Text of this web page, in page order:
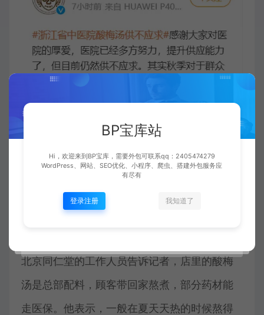
江苏昆山佳惠堂国义学的工作人员对中新经纬
表示，店里的酸梅汤可以根据顾客的体质在原
北京同仁堂的工作人员告诉记者，店里的酸梅
汤是总部配料，顾客带回家熬煮，部分药材能
走医保。他表示，一般在夏天天热的时候熬得
BP宝库站
Hi，欢迎来到BP宝库，需要外包可联系qq：2405474279
WordPress、网站、SEO优化、小程序、爬虫、搭建外包服务应
有尽有
登录注册 我知道了